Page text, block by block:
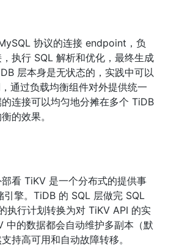
协议的连接 endpoint，负
执行 SQL 解析和优化，最终生成
层本身是无状态的，实践中可以
通过负载均衡组件对外提供统一
连接可以均匀地分摊在多个 TiDB
的效果。
看 TiKV 是一个分布式的提供事
擎。TiDB 的 SQL 层做完 SQL
执行计划转换为对 TiKV API 的实
中的数据都会自动维护多副本（默
持高可用和自动故障转移。